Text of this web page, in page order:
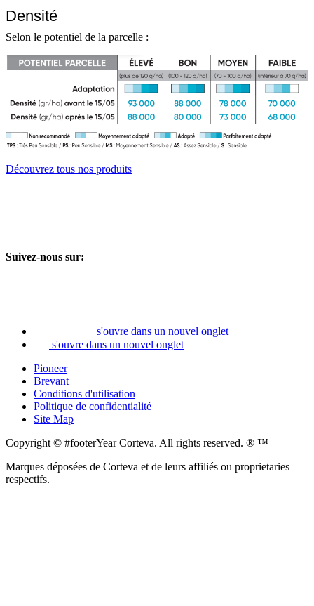
Densité
Selon le potentiel de la parcelle :
Découvrez tous nos produits
Suivez-nous sur:
s'ouvre dans un nouvel onglet
s'ouvre dans un nouvel onglet
Pioneer
Brevant
Conditions d'utilisation
Politique de confidentialité
Site Map
Copyright © #footerYear Corteva. All rights reserved. ® ™
Marques déposées de Corteva et de leurs affiliés ou proprietaries
respectifs.